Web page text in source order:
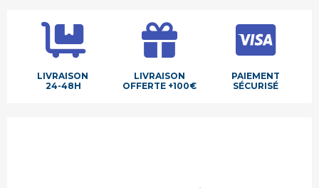
LIVRAISON
24-48H
LIVRAISON
OFFERTE +100€
PAIEMENT
SÉCURISÉ